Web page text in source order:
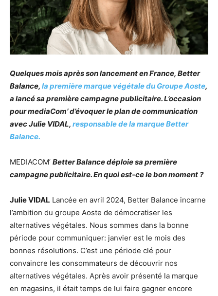
Quelques mois après son lancement en France, Better
Balance, la première marque végétale du Groupe Aoste,
a lancé sa première campagne publicitaire. L’occasion
pour mediaCom’ d’évoquer le plan de communication
avec Julie VIDAL, responsable de la marque Better
Balance.
MEDIACOM’ Better Balance déploie sa première
campagne publicitaire. En quoi est-ce le bon moment ?
Julie VIDAL Lancée en avril 2024, Better Balance incarne
l’ambition du groupe Aoste de démocratiser les
alternatives végétales. Nous sommes dans la bonne
période pour communiquer: janvier est le mois des
bonnes résolutions. C’est une période clé pour
convaincre les consommateurs de découvrir nos
alternatives végétales. Après avoir présenté la marque
en magasins, il était temps de lui faire gagner encore